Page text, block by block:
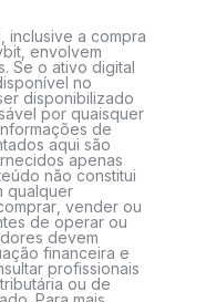
inclusive a compra
envolvem
Se o ativo digital
no
disponibilizado
por quaisquer
de
aqui são
apenas
não constitui
qualquer
vender ou
de operar ou
devem
financeira e
profissionais
ou de